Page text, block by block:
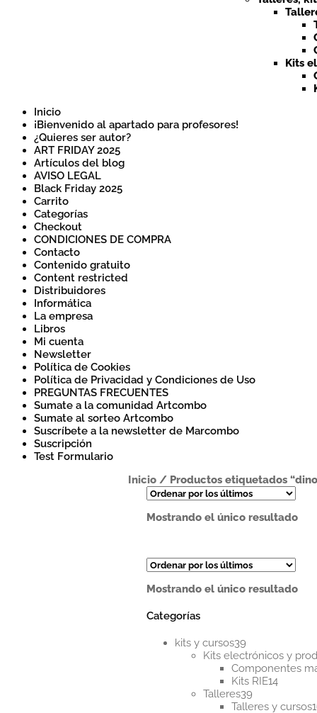
Kits
Inicio
¡Bienvenido al apartado para profesores!
¿Quieres ser autor?
ART FRIDAY 2025
Artículos del blog
AVISO LEGAL
Black Friday 2025
Carrito
Categorías
Checkout
CONDICIONES DE COMPRA
Contacto
Contenido gratuito
Content restricted
Distribuidores
Informática
La empresa
Libros
Mi cuenta
Newsletter
Política de Cookies
Política de Privacidad y Condiciones de Uso
PREGUNTAS FRECUENTES
Sumate a la comunidad Artcombo
Sumate al sorteo Artcombo
Suscríbete a la newsletter de Marcombo
Suscripción
Test Formulario
Inicio/ Productos etiquetados
Mostrando el único resultado
Mostrando el único resultado
Categorías
kits y cursos39
productos
Kits electrónicos y
Componentes
Kits RIE1414
Talleres39
productos
Talleres y cursos